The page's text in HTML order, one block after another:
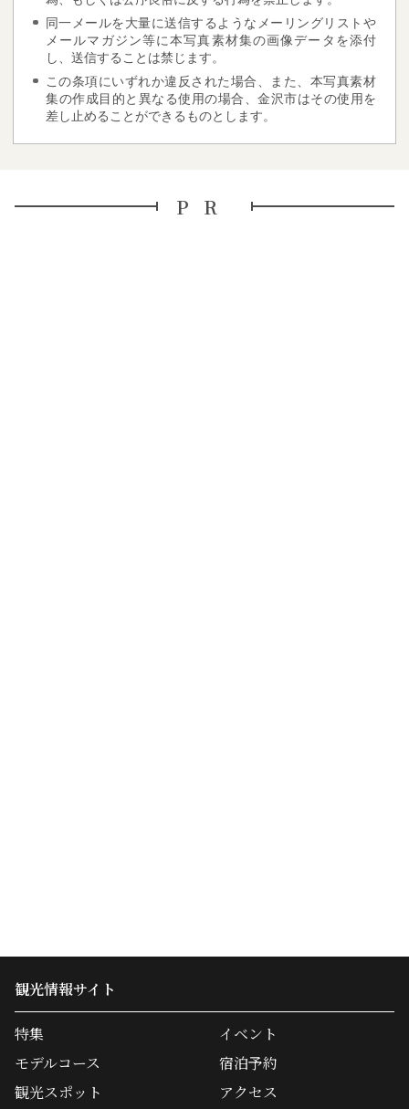
同一メールを大量に送信するようなメーリングリストや
メールマガジン等に本写真素材集の画像データを添付
し、送信することは禁じます。
この条項にいずれか違反された場合、また、本写真素材
集の作成目的と異なる使用の場合、金沢市はその使用を
差し止めることができるものとします。
PR
観光情報サイト
特集
モデルコース
観光スポット
イベント
宿泊予約
アクセス